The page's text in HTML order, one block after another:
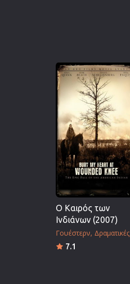
Ο Καιρός των
Ινδιάνων (2007)
Γουέστερν Δραματικές
7.1